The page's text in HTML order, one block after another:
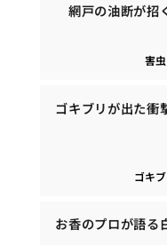
網戸の油断が招
害虫
ゴキブリが出た衝
ゴキ
お香のプロが語る